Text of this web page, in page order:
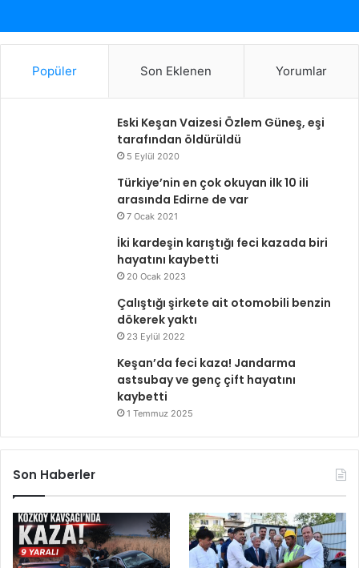
Popüler Son Eklenen Yorumlar
Eski Keşan Vaizesi Özlem Güneş, eşi
tarafından öldürüldü
5 Eylül 2020
Türkiye’nin en çok okuyan ilk 10 ili
arasında Edirne de var
7 Ocak 2021
İki kardeşin karıştığı feci kazada biri
hayatını kaybetti
20 Ocak 2023
Çalıştığı şirkete ait otomobili benzin
dökerek yaktı
23 Eylül 2022
Keşan’da feci kaza! Jandarma
astsubay ve genç çift hayatını
kaybetti
1 Temmuz 2025
Son Haberler